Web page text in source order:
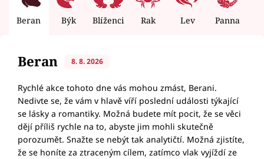
Beran Býk Blíženci Rak Lev Panna
Beran 8. 8. 2026
Rychlé akce tohoto dne vás mohou zmást, Berani.
Nedivte se, že vám v hlavě víří poslední události týkající
se lásky a romantiky. Možná budete mít pocit, že se věci
dějí příliš rychle na to, abyste jim mohli skutečně
porozumět. Snažte se nebýt tak analytičtí. Možná zjistíte,
že se honíte za ztraceným cílem, zatímco vlak vyjíždí ze